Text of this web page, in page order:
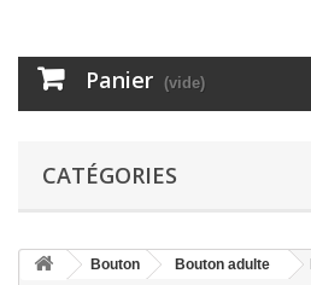
Panier (vide)
CATÉGORIES
Bouton Bouton adulte